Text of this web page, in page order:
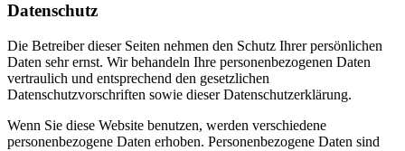
Datenschutz
Die Betreiber dieser Seiten nehmen den Schutz Ihrer persönlichen
Daten sehr ernst. Wir behandeln Ihre personenbezogenen Daten
vertraulich und entsprechend den gesetzlichen
Datenschutzvorschriften sowie dieser Datenschutzerklärung.
Wenn Sie diese Website benutzen, werden verschiedene
personenbezogene Daten erhoben. Personenbezogene Daten sind